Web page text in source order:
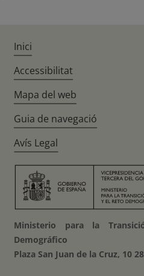
Inici
Accessibilitat
Mapa del web
Guia de navegació
Avís Legal
Ministerio para la
Demográfico
Plaza San Juan de la Cruz, 10